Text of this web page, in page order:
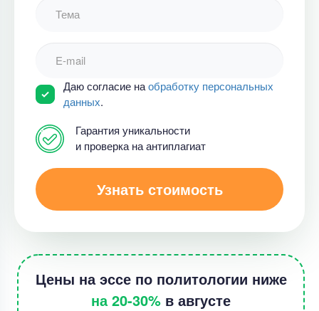
Даю согласие наобработку персональных
данных.
Гарантия уникальности
и проверка на антиплагиат
Узнать стоимость
Цены на эссе по политологии ниже
на 20-30% в августе